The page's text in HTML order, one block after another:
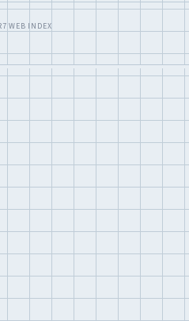
WEB INDEX